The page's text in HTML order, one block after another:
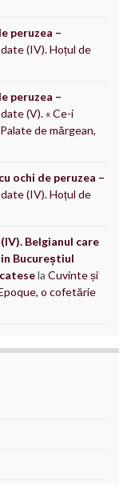
peruzea –
(IV). Hoțul de
peruzea –
(V). « Ce-i
de mărgean,
ochi de peruzea –
(IV). Hoțul de
Belgianul care
Bucureștiul
la Cuvinte și
o cofetărie